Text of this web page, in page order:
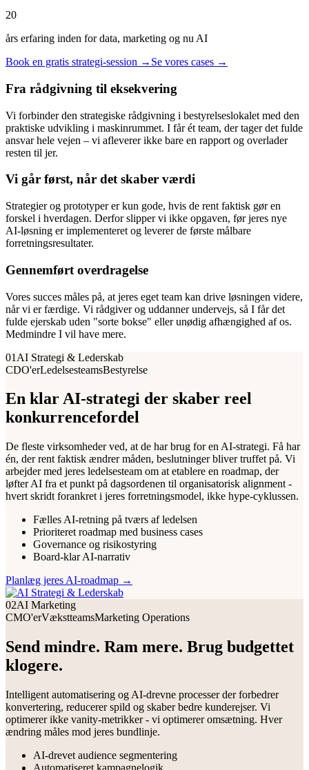
20
års erfaring inden for data, marketing og nu AI
Book en gratis strategi-session → Se vores cases →
Fra rådgivning til eksekvering
Vi forbinder den strategiske rådgivning i bestyrelseslokalet med den
praktiske udvikling i maskinrummet. I får ét team, der tager det fulde
ansvar hele vejen – vi afleverer ikke bare en rapport og overlader
resten til jer.
Vi går først, når det skaber værdi
Strategier og prototyper er kun gode, hvis de rent faktisk gør en
forskel i hverdagen. Derfor slipper vi ikke opgaven, før jeres nye
AI-løsning er implementeret og leverer de første målbare
forretningsresultater.
Gennemført overdragelse
Vores succes måles på, at jeres eget team kan drive løsningen videre,
når vi er færdige. Vi rådgiver og uddanner undervejs, så I får det
fulde ejerskab uden "sorte bokse" eller unødig afhængighed af os.
Medmindre I vil have mere.
01 AI Strategi & Lederskab
CDO'erLedelsesteamsBestyrelse
En klar AI-strategi der skaber reel
konkurrencefordel
De fleste virksomheder ved, at de har brug for en AI-strategi. Få har
én, der rent faktisk ændrer måden, beslutninger bliver truffet på. Vi
arbejder med jeres ledelsesteam om at etablere en roadmap, der
løfter AI fra et punkt på dagsordenen til organisatorisk alignment -
hvert skridt forankret i jeres forretningsmodel, ikke hype-cyklussen.
Fælles AI-retning på tværs af ledelsen
Prioriteret roadmap med business cases
Governance og risikostyring
Board-klar AI-narrativ
Planlæg jeres AI-roadmap →
02AI Marketing
CMO'erVækstteamsMarketing Operations
Send mindre. Ram mere. Brug budgettet
klogere.
Intelligent automatisering og AI-drevne processer der forbedrer
konvertering, reducerer spild og skaber bedre kunderejser. Vi
optimerer ikke vanity-metrikker - vi optimerer omsætning. Hver
ændring måles mod jeres bundlinje.
AI-drevet audience segmentering